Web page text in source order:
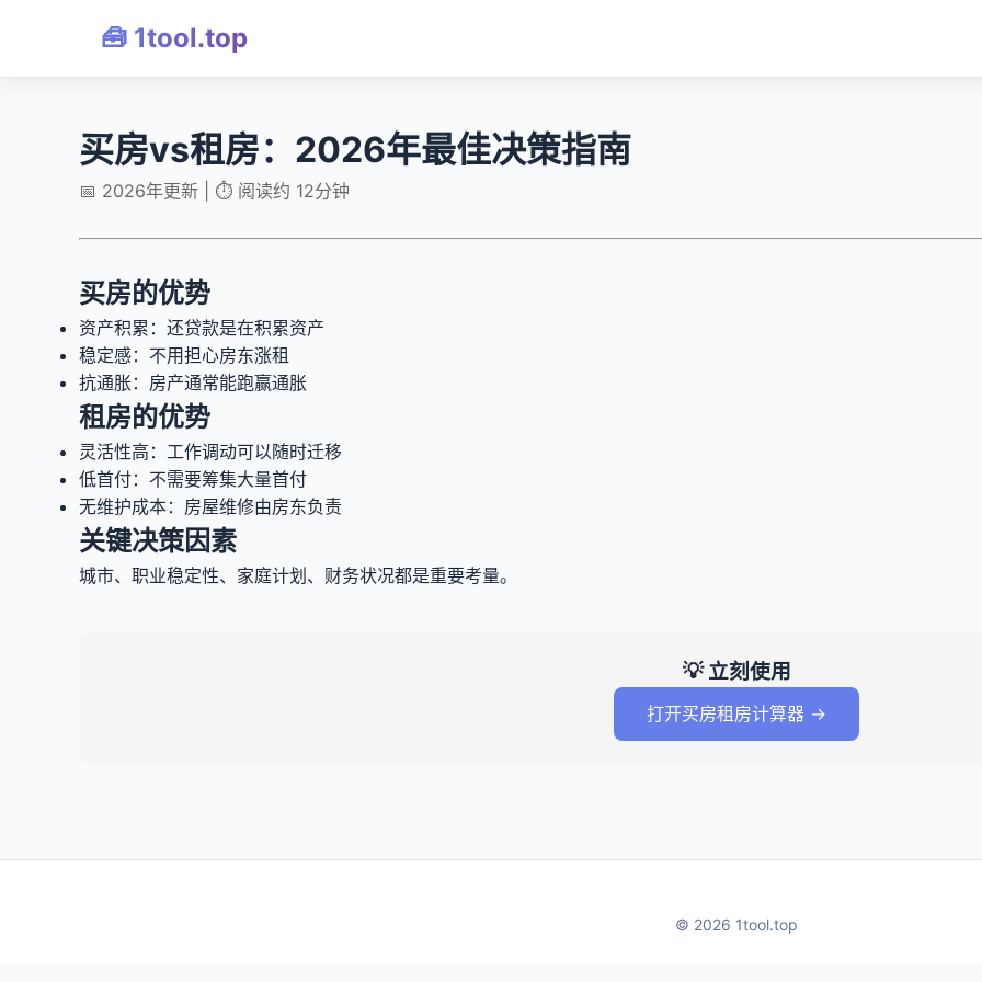
🧰 1tool.top
买房vs租房：2026年最佳决策指南
📅 2026年更新 | ⏱️ 阅读约 12分钟
买房的优势
资产积累：还贷款是在积累资产
稳定感：不用担心房东涨租
抗通胀：房产通常能跑赢通胀
租房的优势
灵活性高：工作调动可以随时迁移
低首付：不需要筹集大量首付
无维护成本：房屋维修由房东负责
关键决策因素
城市、职业稳定性、家庭计划、财务状况都是重要考量。
💡 立刻使用
打开买房租房计算器 →
© 2026 1tool.top